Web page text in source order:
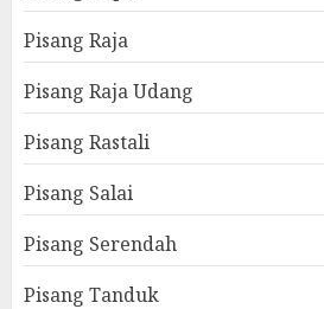
Pisang Raja
Pisang Raja Udang
Pisang Rastali
Pisang Salai
Pisang Serendah
Pisang Tanduk